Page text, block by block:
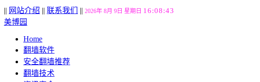
|| 网站介绍 || 联系我们 || 2026年 8月 9日 星期日 16:08:44
美博园
Home
翻墙软件
安全翻墙推荐
翻墙技术